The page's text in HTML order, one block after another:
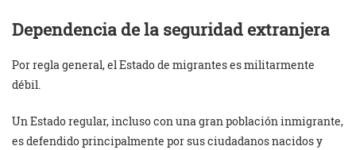
Dependencia de la seguridad extranjera
Por regla general, el Estado de migrantes es militarmente
débil.
Un Estado regular, incluso con una gran población inmigrante,
es defendido principalmente por sus ciudadanos nacidos y